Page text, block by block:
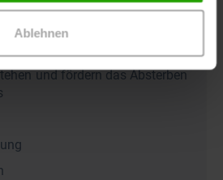
Ablehnen
und fördern das Absterben